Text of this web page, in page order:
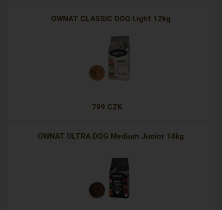
OWNAT CLASSIC DOG Light 12kg
799 CZK
OWNAT ULTRA DOG Medium Junior 14kg